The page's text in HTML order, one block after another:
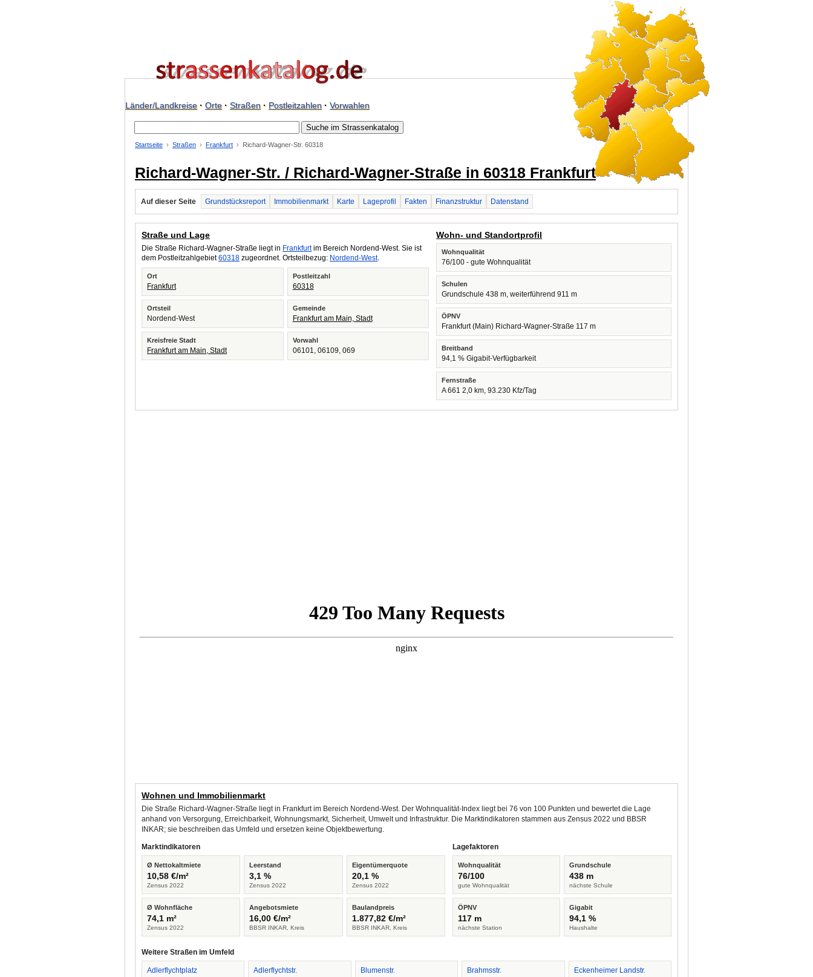
Länder/Landkreise· Orte· Straßen· Postleitzahlen· Vorwahlen
Startseite Straßen Frankfurt Richard-Wagner-Str. 60318
Richard-Wagner-Str. / Richard-Wagner-Straße in 60318 Frankfurt
Auf dieser Seite Grundstücksreport Immobilienmarkt Karte Lageprofil Fakten Finanzstruktur Datenstand
Straße und Lage
Die Straße Richard-Wagner-Straße liegt in Frankfurtim Bereich Nordend-West. Sie ist
dem Postleitzahlgebiet60318 zugeordnet. Ortsteilbezug: Nordend-West.
Ort
Frankfurt
Postleitzahl
60318
Ortsteil
Nordend-West
Gemeinde
Frankfurt am Main, Stadt
Kreisfreie Stadt
Frankfurt am Main, Stadt
Vorwahl
06101, 06109, 069
Wohn- und Standortprofil
Wohnqualität
76/100 - gute Wohnqualität
Schulen
Grundschule 438 m, weiterführend 911 m
ÖPNV
Frankfurt (Main) Richard-Wagner-Straße 117 m
Breitband
94,1 % Gigabit-Verfügbarkeit
Fernstraße
A 661 2,0 km, 93.230 Kfz/Tag
Wohnen und Immobilienmarkt
Die Straße Richard-Wagner-Straße liegt in Frankfurt im Bereich Nordend-West. Der Wohnqualität-Index liegt bei 76 von 100 Punkten und bewertet die Lage
anhand von Versorgung, Erreichbarkeit, Wohnungsmarkt, Sicherheit, Umwelt und Infrastruktur. Die Marktindikatoren stammen aus Zensus 2022 und BBSR
INKAR; sie beschreiben das Umfeld und ersetzen keine Objektbewertung.
Marktindikatoren
Ø Nettokaltmiete
10,58 €/m²
Zensus 2022
Leerstand
3,1 %
Zensus 2022
Eigentümerquote
20,1 %
Zensus 2022
Ø Wohnfläche
74,1 m²
Zensus 2022
Angebotsmiete
16,00 €/m²
BBSR INKAR, Kreis
Baulandpreis
1.877,82 €/m²
BBSR INKAR, Kreis
Lagefaktoren
Wohnqualität
76/100
gute Wohnqualität
Grundschule
438 m
nächste Schule
ÖPNV
117 m
nächste Station
Gigabit
94,1 %
Haushalte
Weitere Straßen im Umfeld
Adlerflychtplatz Adlerflychtstr. Blumenstr. Brahmsstr. Eckenheimer Landstr.